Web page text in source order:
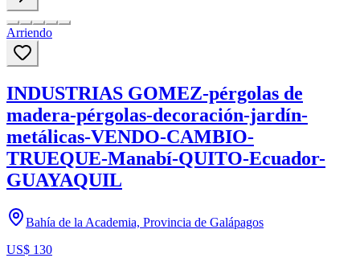
Arriendo
INDUSTRIAS GOMEZ-pérgolas de
madera-pérgolas-decoración-jardín-
metálicas-VENDO-CAMBIO-
TRUEQUE-Manabí-QUITO-Ecuador-
GUAYAQUIL
Bahía de la Academia, Provincia de Galápagos
US$ 130